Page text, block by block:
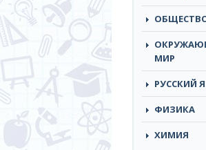
МИР
РУССКИЙ
ФИЗИКА
ХИМИЯ